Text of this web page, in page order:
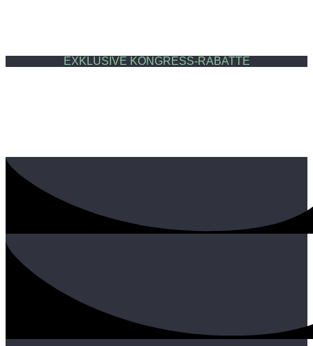
EXKLUSIVE KONGRESS-RABATTE